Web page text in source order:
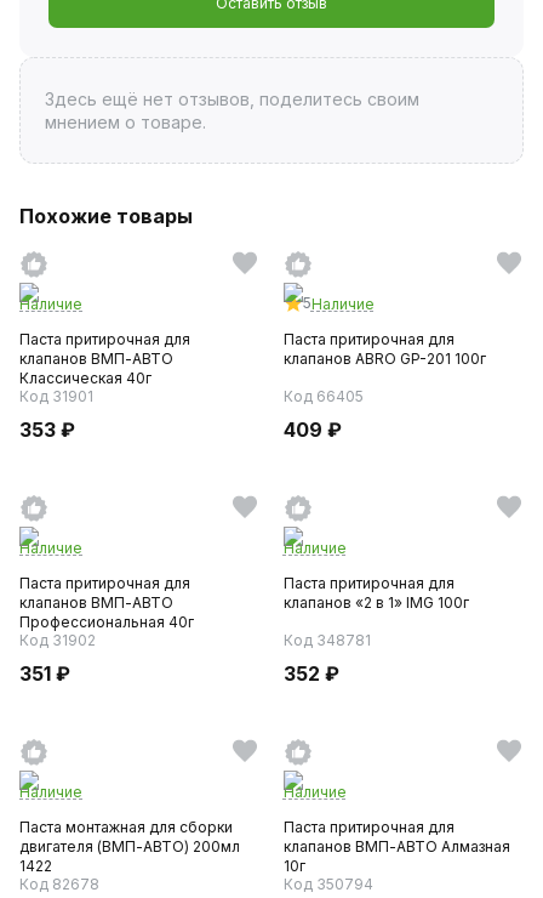
Здесь ещё нет отзывов, поделитесь своим
мнением о товаре.
Похожие товары
Наличие
Паста притирочная для
клапанов ВМП-АВТО
Классическая 40г
Код 31901
353 ₽
5Наличие
Паста притирочная для
клапанов ABRO GP-201 100г
Код 66405
409 ₽
Наличие
Паста притирочная для
клапанов ВМП-АВТО
Профессиональная 40г
Код 31902
351 ₽
Наличие
Паста притирочная для
клапанов «2 в 1» IMG 100г
Код 348781
352 ₽
Наличие
Паста монтажная для сборки
двигателя (ВМП-АВТО) 200мл
1422
Код 82678
Наличие
Паста притирочная для
клапанов ВМП-АВТО Алмазная
10г
Код 350794